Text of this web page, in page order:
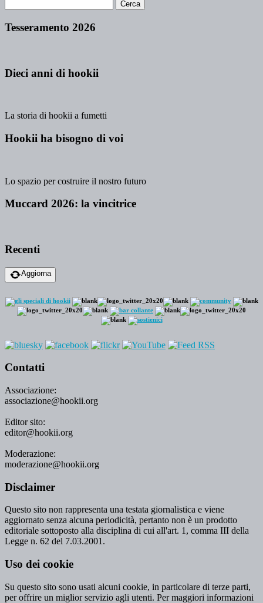
Tesseramento 2026
Dieci anni di hookii
La storia di hookii a fumetti
Hookii ha bisogno di voi
Lo spazio per costruire il nostro futuro
Muccard 2026: la vincitrice
Recenti
Aggiorna
Contatti
Associazione:
associazione@hookii.org
Editor sito:
editor@hookii.org
Moderazione:
moderazione@hookii.org
Disclaimer
Questo sito non rappresenta una testata giornalistica e viene
aggiornato senza alcuna periodicità, pertanto non è un prodotto
editoriale sottoposto alla disciplina di cui all'art. 1, comma III della
Legge n. 62 del 7.03.2001.
Uso dei cookie
Su questo sito sono usati alcuni cookie, in particolare di terze parti,
per offrire un miglior servizio agli utenti. Per maggiori informazioni